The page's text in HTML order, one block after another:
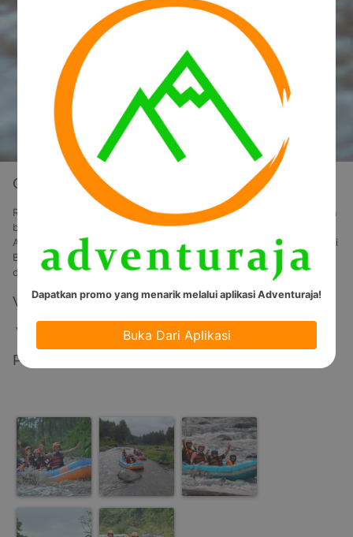
Overview
Rafting atau Arung Jeram adalah kegiatan olah raga bermain air dan
bisa dinikmati dari berbagai usia. Baik anak–anak maupun dewasa.
Anda bisa menikmati Rafting bersama teman atau keluarga di Sungai
Badeng. Sebuah sungai di Lereng Gunung Raung yang airnya jernih,
dingin dan menyegarkan.
Video
Video Tidak Tersedia
Photos
Dapatkan promo yang menarik melalui aplikasi Adventuraja!
Buka Dari Aplikasi